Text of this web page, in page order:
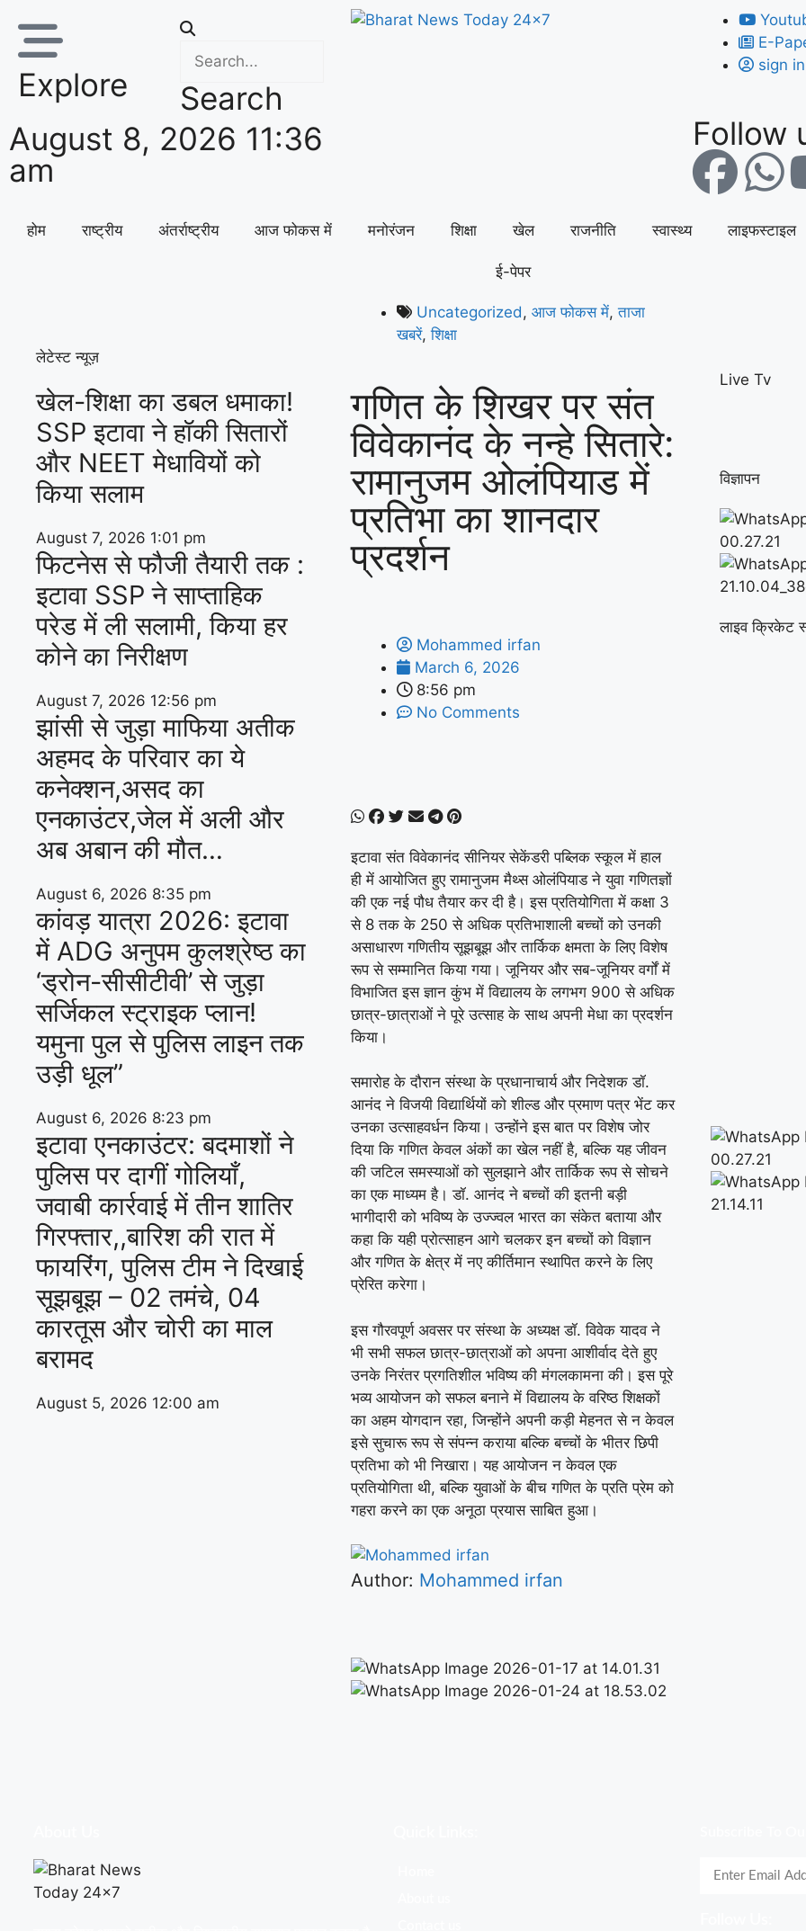
Explore
Search
August 8, 2026 11:36
am
E-
sign in
Follow
होम राष्ट्रीय अंतर्राष्ट्रीय आज फोकस में मनोरंजन शिक्षा खेल राजनीति स्वास्थ्य लाइफस्टाइल
ई-पेपर
लेटेस्ट न्यूज़
खेल-शिक्षा का डबल धमाका!
SSP इटावा ने हॉकी सितारों
और NEET मेधावियों को
किया सलाम
August 7, 2026 1:01 pm
फिटनेस से फौजी तैयारी तक :
इटावा SSP ने साप्ताहिक
परेड में ली सलामी, किया हर
कोने का निरीक्षण
August 7, 2026 12:56 pm
झांसी से जुड़ा माफिया अतीक
अहमद के परिवार का ये
कनेक्शन,असद का
एनकाउंटर,जेल में अली और
अब अबान की मौत…
August 6, 2026 8:35 pm
कांवड़ यात्रा 2026: इटावा
में ADG अनुपम कुलश्रेष्ठ का
‘ड्रोन-सीसीटीवी’ से जुड़ा
सर्जिकल स्ट्राइक प्लान!
यमुना पुल से पुलिस लाइन तक
उड़ी धूल”
August 6, 2026 8:23 pm
इटावा एनकाउंटर: बदमाशों ने
पुलिस पर दागीं गोलियाँ,
जवाबी कार्रवाई में तीन शातिर
गिरफ्तार,,बारिश की रात में
फायरिंग, पुलिस टीम ने दिखाई
सूझबूझ – 02 तमंचे, 04
कारतूस और चोरी का माल
बरामद
August 5, 2026 12:00 am
Uncategorized, आज फोकस में,ताजा
खबरें,शिक्षा
गणित के शिखर पर संत
विवेकानंद के नन्हे सितारे:
रामानुजम ओलंपियाड में
प्रतिभा का शानदार
प्रदर्शन
Mohammed irfan
March 6, 2026
8:56 pm
No Comments
इटावा संत विवेकानंद सीनियर सेकेंडरी पब्लिक स्कूल में हाल
ही में आयोजित हुए रामानुजम मैथ्स ओलंपियाड ने युवा गणितज्ञों
की एक नई पौध तैयार कर दी है। इस प्रतियोगिता में कक्षा 3
से 8 तक के 250 से अधिक प्रतिभाशाली बच्चों को उनकी
असाधारण गणितीय सूझबूझ और तार्किक क्षमता के लिए विशेष
रूप से सम्मानित किया गया। जूनियर और सब-जूनियर वर्गों में
विभाजित इस ज्ञान कुंभ में विद्यालय के लगभग 900 से अधिक
छात्र-छात्राओं ने पूरे उत्साह के साथ अपनी मेधा का प्रदर्शन
किया।
​समारोह के दौरान संस्था के प्रधानाचार्य और निदेशक डॉ.
आनंद ने विजयी विद्यार्थियों को शील्ड और प्रमाण पत्र भेंट कर
उनका उत्साहवर्धन किया। उन्होंने इस बात पर विशेष जोर
दिया कि गणित केवल अंकों का खेल नहीं है, बल्कि यह जीवन
की जटिल समस्याओं को सुलझाने और तार्किक रूप से सोचने
का एक माध्यम है। डॉ. आनंद ने बच्चों की इतनी बड़ी
भागीदारी को भविष्य के उज्ज्वल भारत का संकेत बताया और
कहा कि यही प्रोत्साहन आगे चलकर इन बच्चों को विज्ञान
और गणित के क्षेत्र में नए कीर्तिमान स्थापित करने के लिए
प्रेरित करेगा।
​इस गौरवपूर्ण अवसर पर संस्था के अध्यक्ष डॉ. विवेक यादव ने
भी सभी सफल छात्र-छात्राओं को अपना आशीर्वाद देते हुए
उनके निरंतर प्रगतिशील भविष्य की मंगलकामना की। इस पूरे
भव्य आयोजन को सफल बनाने में विद्यालय के वरिष्ठ शिक्षकों
का अहम योगदान रहा, जिन्होंने अपनी कड़ी मेहनत से न केवल
इसे सुचारू रूप से संपन्न कराया बल्कि बच्चों के भीतर छिपी
प्रतिभा को भी निखारा। यह आयोजन न केवल एक
प्रतियोगिता थी, बल्कि युवाओं के बीच गणित के प्रति प्रेम को
गहरा करने का एक अनूठा प्रयास साबित हुआ।
Author: Mohammed irfan
Live Tv
विज्ञापन
लाइव क्रिकेट